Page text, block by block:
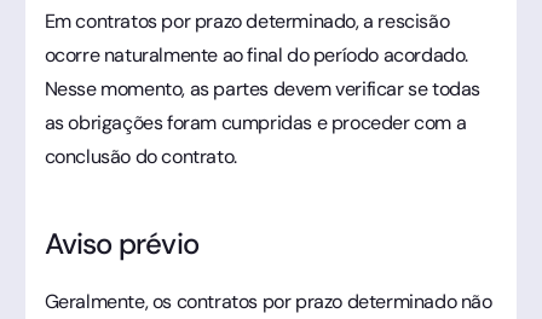
Em contratos por prazo determinado, a rescisão
ocorre naturalmente ao final do período acordado.
Nesse momento, as partes devem verificar se todas
as obrigações foram cumpridas e proceder com a
conclusão do contrato.
Aviso prévio
Geralmente, os contratos por prazo determinado não